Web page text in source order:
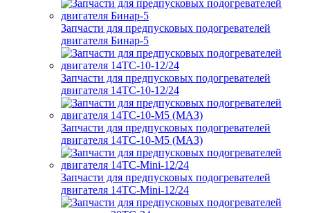
Запчасти для предпусковых подогревателей
двигателя Бинар-5
Запчасти для предпусковых подогревателей
двигателя 14ТС-10-12/24
Запчасти для предпусковых подогревателей
двигателя 14ТС-10-М5 (МАЗ)
Запчасти для предпусковых подогревателей
двигателя 14ТС-Mini-12/24